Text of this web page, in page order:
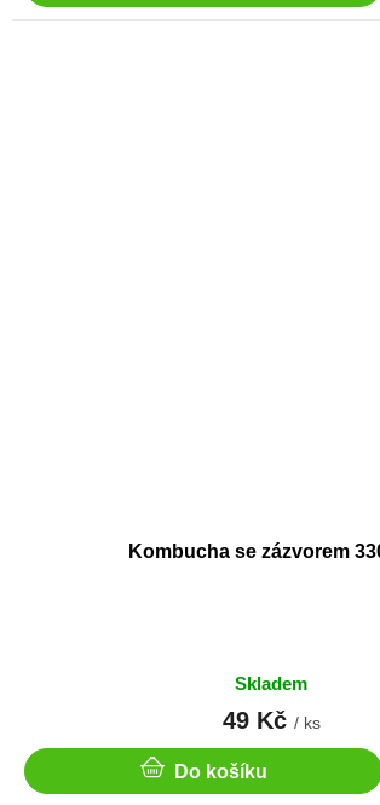
Kombucha se zázvorem
Skladem
49 Kč / ks
Do košíku